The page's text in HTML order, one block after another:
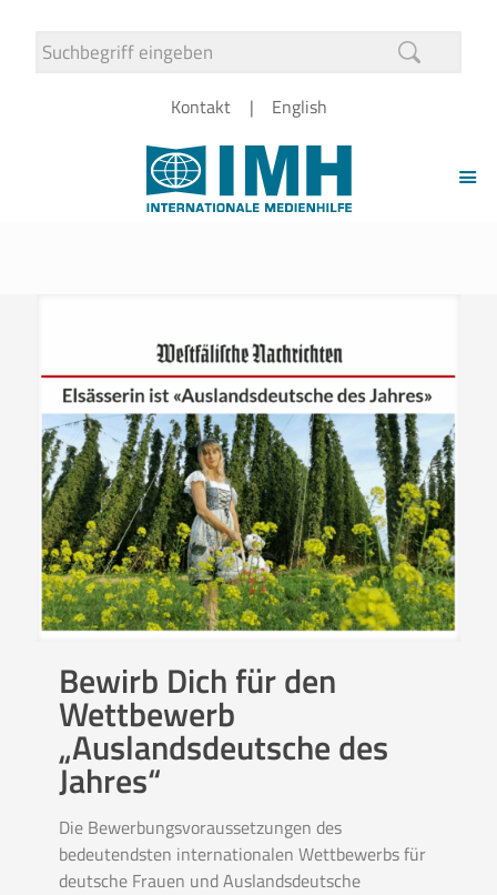
Kontakt English
Bewirb Dich für den
Wettbewerb
„Auslandsdeutsche des
Jahres“
Die Bewerbungsvoraussetzungen des
bedeutendsten internationalen Wettbewerbs für
deutsche Frauen und Auslandsdeutsche